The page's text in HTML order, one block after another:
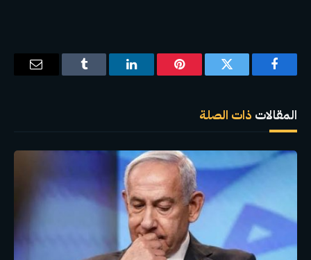
فيسبوك تويتر بينتيريستلينكدإن Tumblr
البريد
المقالات ذات الصلة